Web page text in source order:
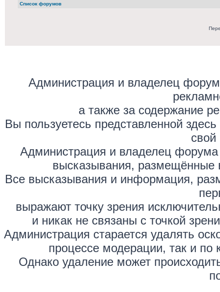
Список форумов
Администрация и владелец
а также за содержание
Вы пользуетесь представленной
свой
Администрация и владелец форума
высказывания, размещённые
Все высказывания и информация,
выражают точку зрения
и никак не связаны с точкой
Администрация старается удалять
процессе модерации, так и по
Однако удаление может